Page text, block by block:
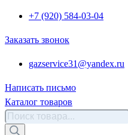
+7 (920) 584-03-04
Заказать звонок
gazservice31@yandex.ru
Написать письмо
Каталог товаров
Поиск
товаров